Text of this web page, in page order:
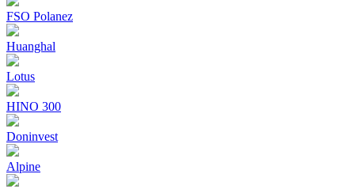
FSO Polanez
Huanghal
Lotus
HINO 300
Doninvest
Alpine